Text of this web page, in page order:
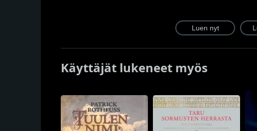
Käyttäjät lukeneet myös